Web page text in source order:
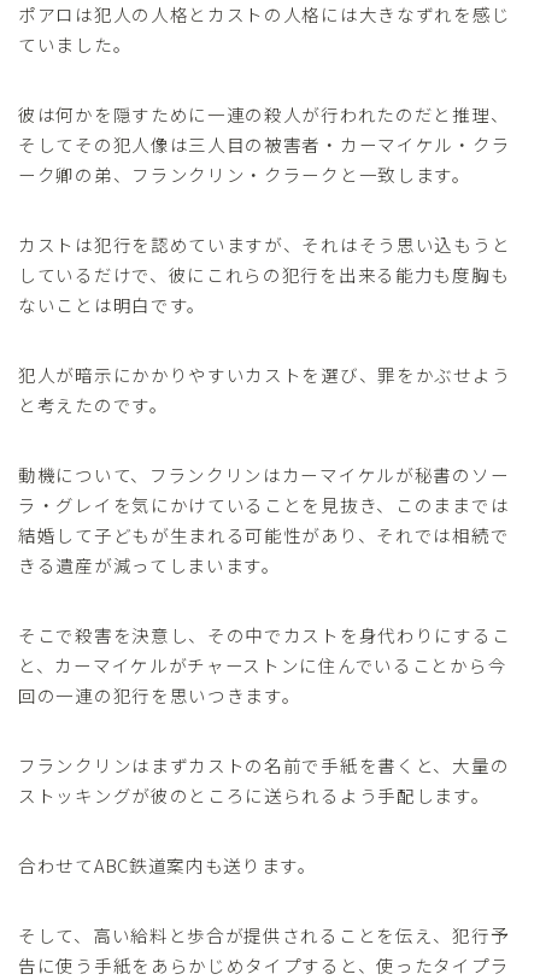
ポアロは犯人の人格とカストの人格には大きなずれを感じ
ていました。
彼は何かを隠すために一連の殺人が行われたのだと推理、
そしてその犯人像は三人目の被害者・カーマイケル・クラ
ーク卿の弟、フランクリン・クラークと一致します。
カストは犯行を認めていますが、それはそう思い込もうと
しているだけで、彼にこれらの犯行を出来る能力も度胸も
ないことは明白です。
犯人が暗示にかかりやすいカストを選び、罪をかぶせよう
と考えたのです。
動機について、フランクリンはカーマイケルが秘書のソー
ラ・グレイを気にかけていることを見抜き、このままでは
結婚して子どもが生まれる可能性があり、それでは相続で
きる遺産が減ってしまいます。
そこで殺害を決意し、その中でカストを身代わりにするこ
と、カーマイケルがチャーストンに住んでいることから今
回の一連の犯行を思いつきます。
フランクリンはまずカストの名前で手紙を書くと、大量の
ストッキングが彼のところに送られるよう手配します。
合わせてABC鉄道案内も送ります。
そして、高い給料と歩合が提供されることを伝え、犯行予
告に使う手紙をあらかじめタイプすると、使ったタイプラ